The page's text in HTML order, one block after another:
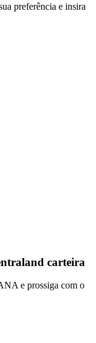
preferência e insira
carteira
e prossiga com o